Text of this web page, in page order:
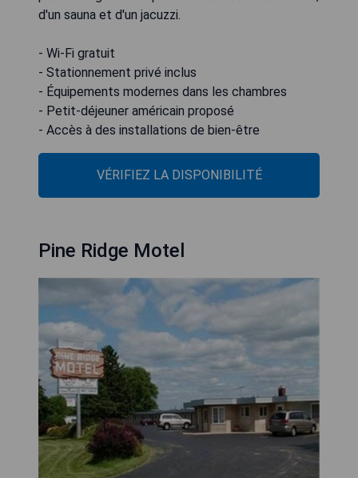
d'un sauna et d'un jacuzzi.
- Wi-Fi gratuit
- Stationnement privé inclus
- Équipements modernes dans les chambres
- Petit-déjeuner américain proposé
- Accès à des installations de bien-être
VÉRIFIEZ LA DISPONIBILITÉ
Pine Ridge Motel